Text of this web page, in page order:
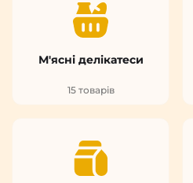
М'ясні делікатеси
15 товарів